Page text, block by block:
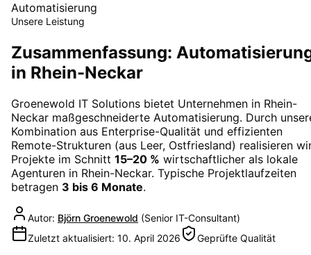
Automatisierung
Unsere Leistung
Zusammenfassung:
in Rhein-Neckar
Groenewold IT Solutions bietet Unternehmen in Rhein-
Neckar maßgeschneiderte Automatisierung. Durch
Kombination aus Enterprise-Qualität und effizienten
Remote-Strukturen (aus Leer, Ostfriesland) realisieren
Projekte im Schnitt 15–20 % wirtschaftlicher als lokale
Agenturen in Rhein-Neckar. Typische Projektlaufzeiten
betragen 3 bis 6 Monate.
Autor: Björn Groenewold (Senior IT-Consultant)
Zuletzt aktualisiert: 10. April 2026 Geprüfte Qualität